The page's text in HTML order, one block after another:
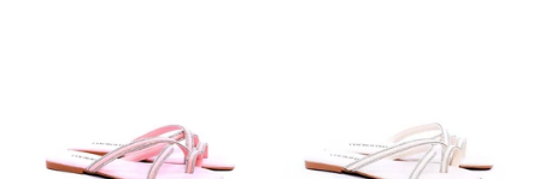
Tira
Cruzada
Tira
Cruzada